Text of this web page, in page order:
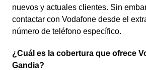
nuevos y actuales clientes. Sin
contactar con Vodafone desde el
número de teléfono específico.
¿Cuál es la cobertura que ofrece
Gandia?